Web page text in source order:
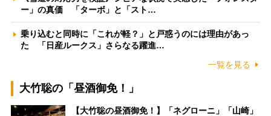
ー」の真価 「ターボ」と「スト…
乗り込むと同時に「これが軽？」と戸惑うのには理由があっ
た 「日産ルークス」さらなる躍進…
一覧を見る
大竹聡の「昼酒御免！」
【大竹聡の昼酒御免！】「ネグローニ」「山崎」